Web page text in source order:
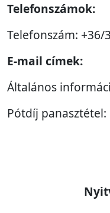
Telefonszámok:
Telefonszám: +36/
E-mail címek:
Általános
Pótdíj panasztétel: